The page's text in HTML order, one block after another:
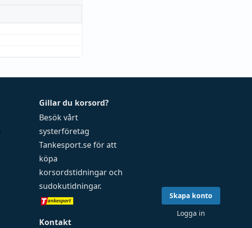
Gillar du korsord?
Besök vårt
systerföretag
Tankesport.seför att
köpa
korsordstidningar och
sudokutidningar.
Kontakt
Skapa konto
Logga in